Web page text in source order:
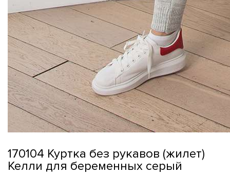
170104 Куртка без рукавов (жилет)
Келли для беременных серый